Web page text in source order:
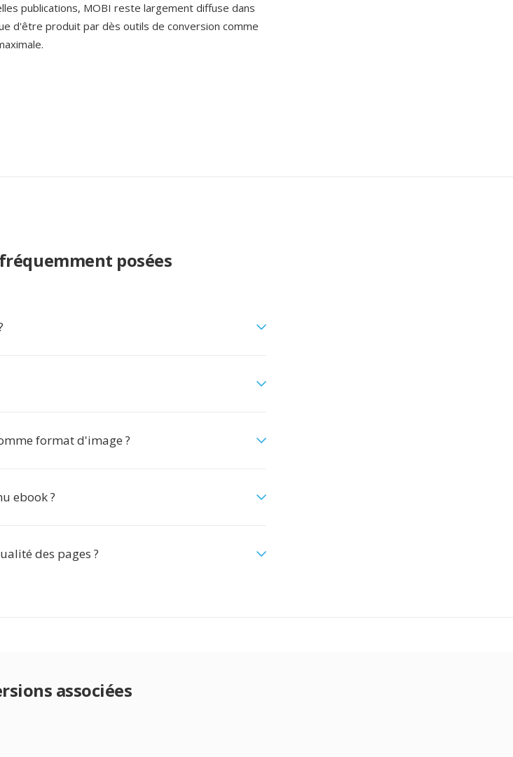
publications, MOBI reste largement diffuse dans
d'être produit par dès outils de conversion comme
posées
format d'image ?
ebook ?
des pages ?
associées